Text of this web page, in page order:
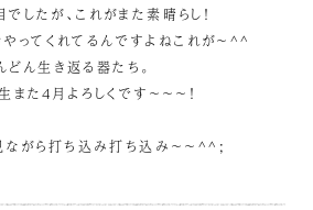
したが、これがまた素晴らし！
ってくれてるんですよねこれが～^^
どん生き返る器たち。
また4月よろしくです～～～！
ながら打ち込み打ち込み～～^^;